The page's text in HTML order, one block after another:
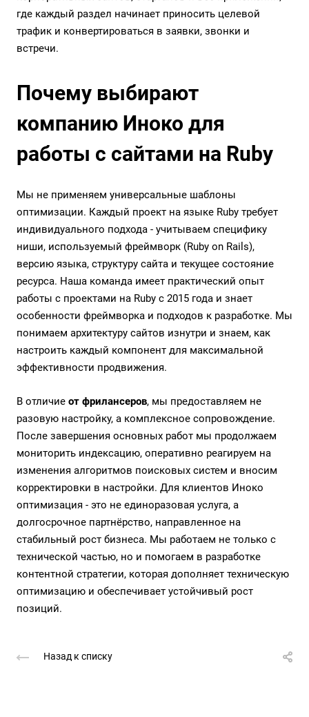
где каждый раздел начинает приносить целевой
трафик и конвертироваться в заявки, звонки и
встречи.
Почему выбирают
компанию Иноко для
работы с сайтами на Ruby
Мы не применяем универсальные шаблоны
оптимизации. Каждый проект на языке Ruby требует
индивидуального подхода - учитываем специфику
ниши, используемый фреймворк (Ruby on Rails),
версию языка, структуру сайта и текущее состояние
ресурса. Наша команда имеет практический опыт
работы с проектами на Ruby с 2015 года и знает
особенности фреймворка и подходов к разработке. Мы
понимаем архитектуру сайтов изнутри и знаем, как
настроить каждый компонент для максимальной
эффективности продвижения.
В отличие от фрилансеров, мы предоставляем не
разовую настройку, а комплексное сопровождение.
После завершения основных работ мы продолжаем
мониторить индексацию, оперативно реагируем на
изменения алгоритмов поисковых систем и вносим
корректировки в настройки. Для клиентов Иноко
оптимизация - это не единоразовая услуга, а
долгосрочное партнёрство, направленное на
стабильный рост бизнеса. Мы работаем не только с
технической частью, но и помогаем в разработке
контентной стратегии, которая дополняет техническую
оптимизацию и обеспечивает устойчивый рост
позиций.
Назад к списку